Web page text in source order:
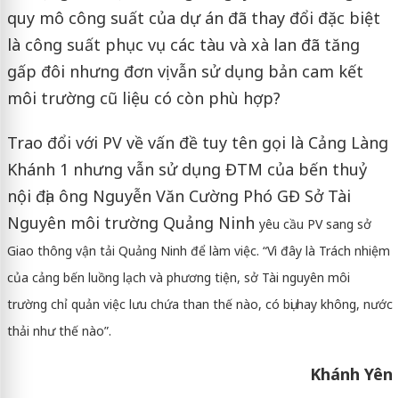
quy mô công suất của dự án đã thay đổi đặc biệt
là công suất phục vụ các tàu và xà lan đã tăng
gấp đôi nhưng đơn vị vẫn sử dụng bản cam kết
môi trường cũ liệu có còn phù hợp?
Trao đổi với PV về vấn đề tuy tên gọi là Cảng Làng
Khánh 1 nhưng vẫn sử dụng ĐTM của bến thuỷ
nội địa ông Nguyễn Văn Cường Phó GĐ Sở Tài
Nguyên môi trường Quảng Ninh yêu cầu PV sang sở
Giao thông vận tải Quảng Ninh để làm việc. “Vì đây là Trách nhiệm
của cảng bến luồng lạch và phương tiện, sở Tài nguyên môi
trường chỉ quản việc lưu chứa than thế nào, có bụi hay không, nước
thải như thế nào”.
Khánh Yên